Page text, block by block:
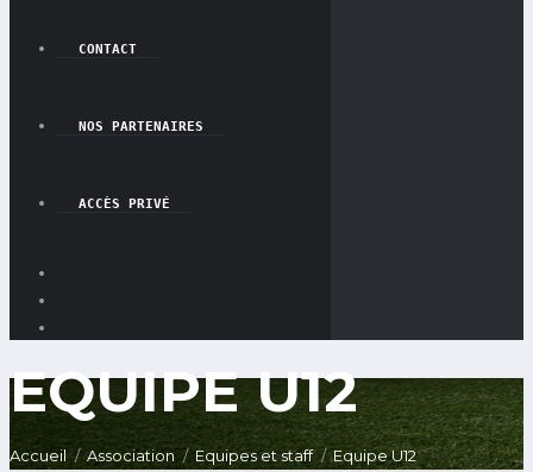
CONTACT
NOS PARTENAIRES
ACCÈS PRIVÉ
EQUIPE U12
Accueil Association Equipes et staff Equipe U12